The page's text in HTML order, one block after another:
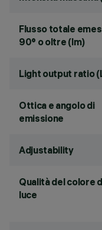
Flusso totale
90° o oltre (lm)
Light output ratio
Ottica e angolo di
emissione
Adjustability
Qualità del colore
luce